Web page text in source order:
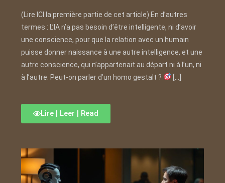
(Lire ICI la première partie de cet article) En d’autres
termes : L’IA n’a pas besoin d’être intelligente, ni d’avoir
une conscience, pour que la relation avec un humain
puisse donner naissance à une autre intelligence, et une
autre conscience, qui n’appartenait au départ ni à l’un, ni
à l’autre. Peut-on parler d’un homo gestalt ?
Lire | Leer | Read